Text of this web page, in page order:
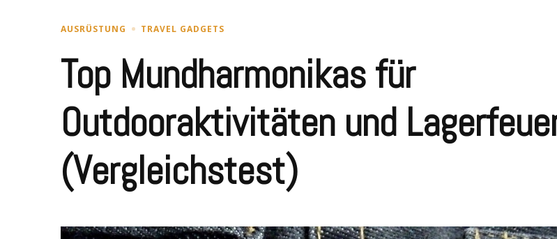
AUSRÜSTUNG TRAVEL GADGETS
Top Mundharmonikas für
Outdooraktivitäten und
(Vergleichstest)